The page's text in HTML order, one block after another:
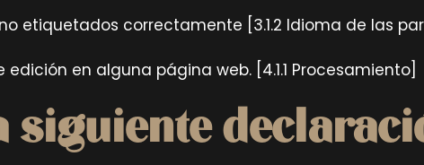
etiquetados correctamente [3.1.2 Idioma de las
en alguna página web. [4.1.1 Procesamiento]
siguiente